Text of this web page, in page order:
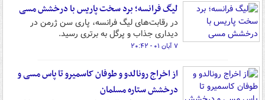
لیگ فرانسه؛ برد سخت پاریس با درخشش مسی
در رقابت‌های لیگ فرانسه، پاری سن ژرمن در
دیداری جذاب و پرگل به برتری رسید.
۷ آبان ۰۱ - ۲۰:۴۲
از اخراج رونالدو و طوفان کاسمیرو تا پاس مسی و
درخشش ستاره مسلمان